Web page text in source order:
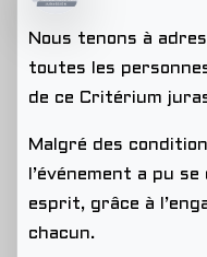
Nous tenons à
toutes les
de ce Critérium
Malgré des
l’événement a pu
esprit, grâce à
chacun.